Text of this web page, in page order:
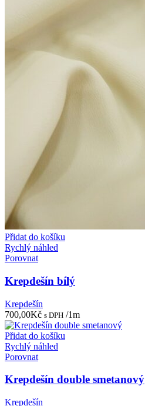
Přidat do košíku
Rychlý náhled
Porovnat
Krepdešín bílý
Krepdešín
700,00Kč s DPH /1m
Přidat do košíku
Rychlý náhled
Porovnat
Krepdešín double smetanový
Krepdešín